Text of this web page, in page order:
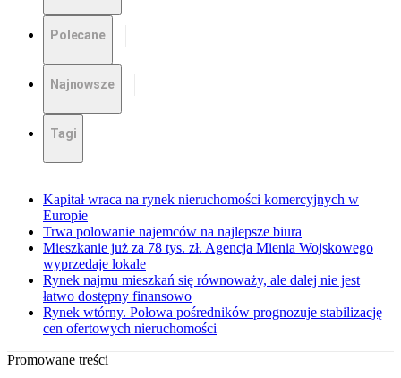
Polecane
Najnowsze
Tagi
Kapitał wraca na rynek nieruchomości komercyjnych w
Europie
Trwa polowanie najemców na najlepsze biura
Mieszkanie już za 78 tys. zł. Agencja Mienia Wojskowego
wyprzedaje lokale
Rynek najmu mieszkań się równoważy, ale dalej nie jest
łatwo dostępny finansowo
Rynek wtórny. Połowa pośredników prognozuje stabilizację
cen ofertowych nieruchomości
Promowane treści